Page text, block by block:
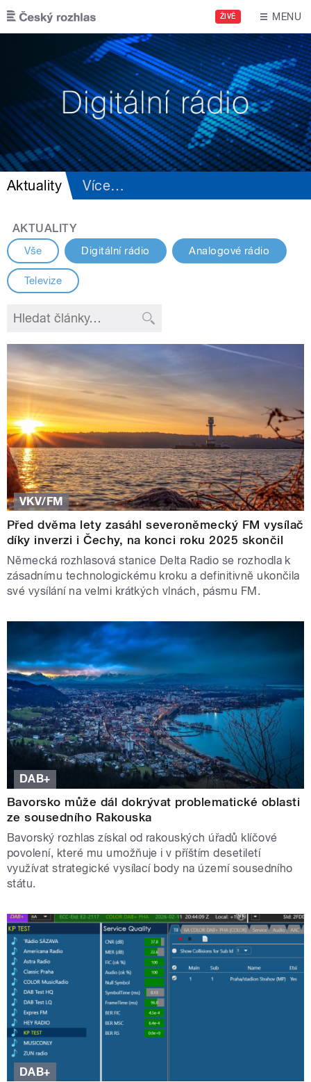
Přejít k hlavnímu obsahu
ŽIVĚ MENU
Aktuality Více…
AKTUALITY
Vše Digitální rádio Analogové rádio
Televize
VKV/FM
Před dvěma lety zasáhl severoněmecký FM vysílač
díky inverzi i Čechy, na konci roku 2025 skončil
Německá rozhlasová stanice Delta Radio se rozhodla k
zásadnímu technologickému kroku a definitivně ukončila
své vysílání na velmi krátkých vlnách, pásmu FM.
DAB+
Bavorsko může dál dokrývat problematické oblasti
ze sousedního Rakouska
Bavorský rozhlas získal od rakouských úřadů klíčové
povolení, které mu umožňuje i v příštím desetiletí
využívat strategické vysílací body na území sousedního
státu.
DAB+